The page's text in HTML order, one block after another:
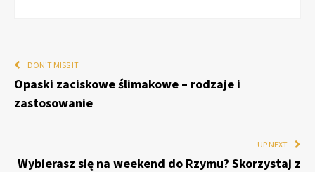
DON'T MISS IT
Opaski zaciskowe ślimakowe – rodzaje i
zastosowanie
UP NEXT
Wybierasz się na weekend do Rzymu? Skorzystaj z